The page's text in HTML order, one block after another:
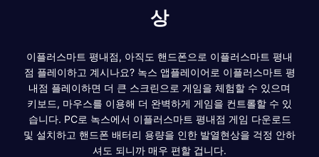
상
이플러스마트 평내점, 아직도 핸드폰으로 이플러스마트 평내
점 플레이하고 계시나요? 녹스 앱플레이어로 이플러스마트 평
내점 플레이하면 더 큰 스크린으로 게임을 체험할 수 있으며
키보드, 마우스를 이용해 더 완벽하게 게임을 컨트롤할 수 있
습니다. PC로 녹스에서 이플러스마트 평내점 게임 다운로드
및 설치하고 핸드폰 배터리 용량을 인한 발열현상을 걱정 안하
셔도 되니까 매우 편할 겁니다.